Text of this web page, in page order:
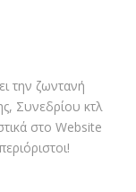
την ζωντανή
Συνεδρίου κτλ
στο Website